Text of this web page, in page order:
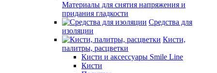
Материалы для снятия напряжения и
придания гладкости
Средства для
изоляции
Кисти,
палитры, расцветки
Кисти и аксессуары Smile Line
Кисти